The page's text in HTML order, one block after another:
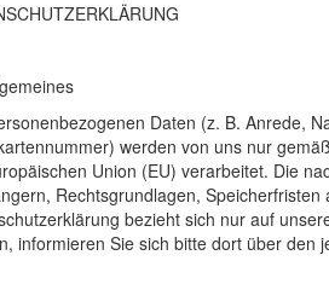
Daten (z. B. Anrede,
werden von uns nur
Union (EU) verarbeitet. Die
Rechtsgrundlagen,
bezieht sich nur auf
informieren Sie sich bitte dort über den